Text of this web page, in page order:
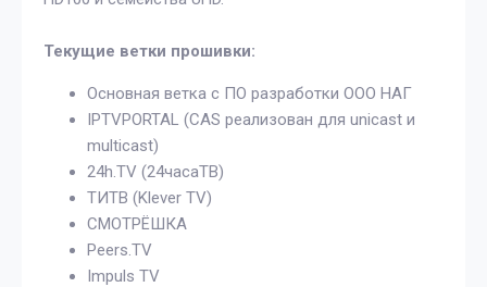
Текущие ветки прошивки:
Основная ветка с ПО разработки ООО НАГ
IPTVPORTAL (CAS реализован для unicast и
multicast)
24h.TV (24часаТВ)
ТИТВ (Klever TV)
СМОТРЁШКА
Peers.TV
Impuls TV